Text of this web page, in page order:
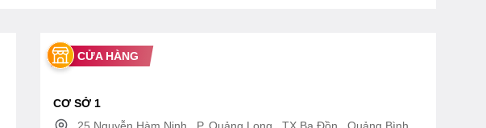
CỬA HÀNG
CƠ SỞ 1
25 Nguyễn Hàm Ninh , P. Quảng Long , TX Ba Đồn , Quảng Bình